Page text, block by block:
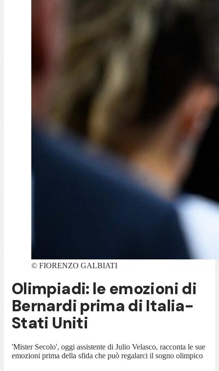
© FIORENZO GALBIATI
Olimpiadi: le emozioni di
Bernardi prima di Italia-
Stati Uniti
'Mister Secolo', oggi assistente di Julio Velasco, racconta le sue
emozioni prima della sfida che può regalarci il sogno olimpico